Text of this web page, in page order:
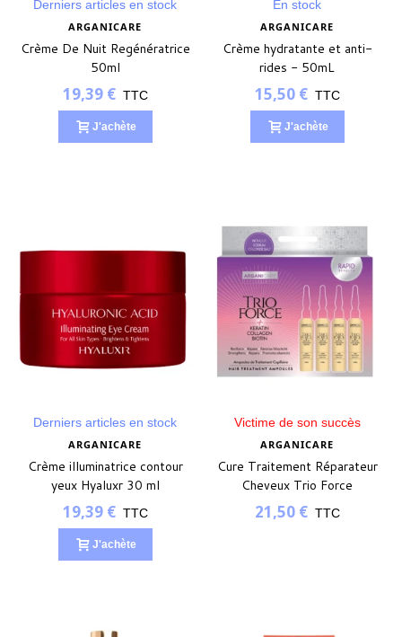
Derniers articles en stock
ARGANICARE
Crème De Nuit Regénératrice
50ml
19,39 € TTC
J'achète
En stock
ARGANICARE
Crème hydratante et anti-
rides - 50mL
15,50 € TTC
J'achète
Derniers articles en stock
ARGANICARE
Crème illuminatrice contour
yeux Hyaluxr 30 ml
19,39 € TTC
J'achète
Victime de son succès
ARGANICARE
Cure Traitement Réparateur
Cheveux Trio Force
Arganicare 4x10ml
21,50 € TTC